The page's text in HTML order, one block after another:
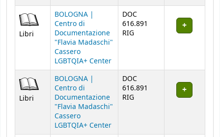
Libri
BOLOGNA |
Centro di
Documentazione
"Flavia Madaschi"
Cassero
LGBTQIA+ Center
DOC
616.891
RIG
Libri
BOLOGNA |
Centro di
Documentazione
"Flavia Madaschi"
Cassero
LGBTQIA+ Center
DOC
616.891
RIG